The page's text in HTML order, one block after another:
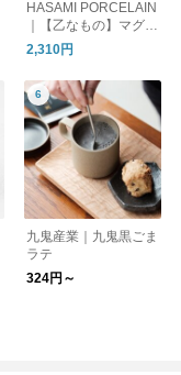
HASAMI PORCELAIN
｜【乙なもの】マグカ
ップ Mサイズ
2,310円
九鬼産業｜九鬼黒ごま
ラテ
324円～